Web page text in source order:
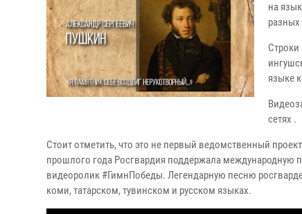
на
Строки
языке
сетях .
Стоит отметить, что это не первый ведомственный
прошлого года Росгвардия поддержала международную
видеоролик #ГимнПобеды. Легендарную песню
коми, татарском, тувинском и русском языках.